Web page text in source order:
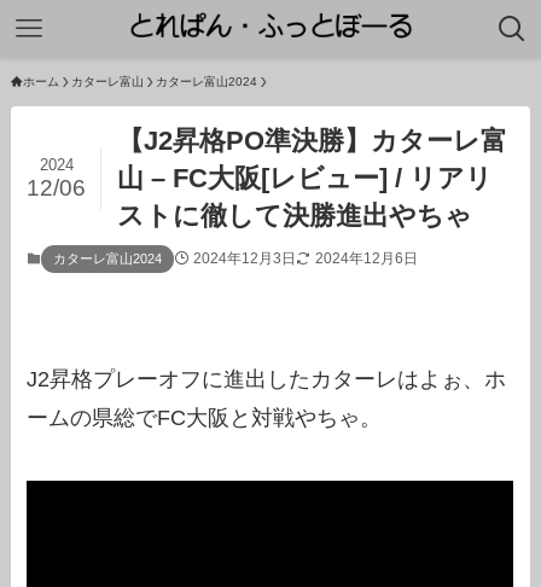
ホーム カターレ富山 カターレ富山2024
【J2昇格PO準決勝】カターレ富
山 – FC大阪[レビュー] / リアリ
ストに徹して決勝進出やちゃ
2024
12/06
カターレ富山2024 2024年12月3日 2024年12月6日
J2昇格プレーオフに進出したカターレはよぉ、ホ
ームの県総でFC大阪と対戦やちゃ。